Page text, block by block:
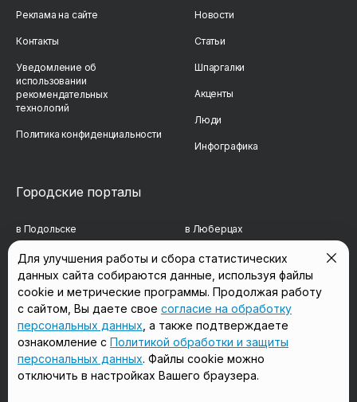
Реклама на сайте
Контакты
Уведомление об
использовании
рекомендательных
технологий
Политика конфиденциальности
Новости
Статьи
Шпаргалки
Акценты
Люди
Инфографика
Городские порталы
в Подольске в Люберцах
в Мытищах в Красногорске
в Реутове в Королёве
в Балашихе в Домодедово
в Сергиевом Посаде в Щёлково
Мы в соцсетях
Для улучшения работы и сбора статистических
данных сайта собираются данные, используя файлы
cookie и метрические программы. Продолжая работу
с сайтом, Вы даете свое согласие на обработку
персональных данных , а также подтверждаете
ознакомление с Политикой обработки и защиты
персональных данных. Файлы cookie можно
отключить в настройках Вашего браузера.